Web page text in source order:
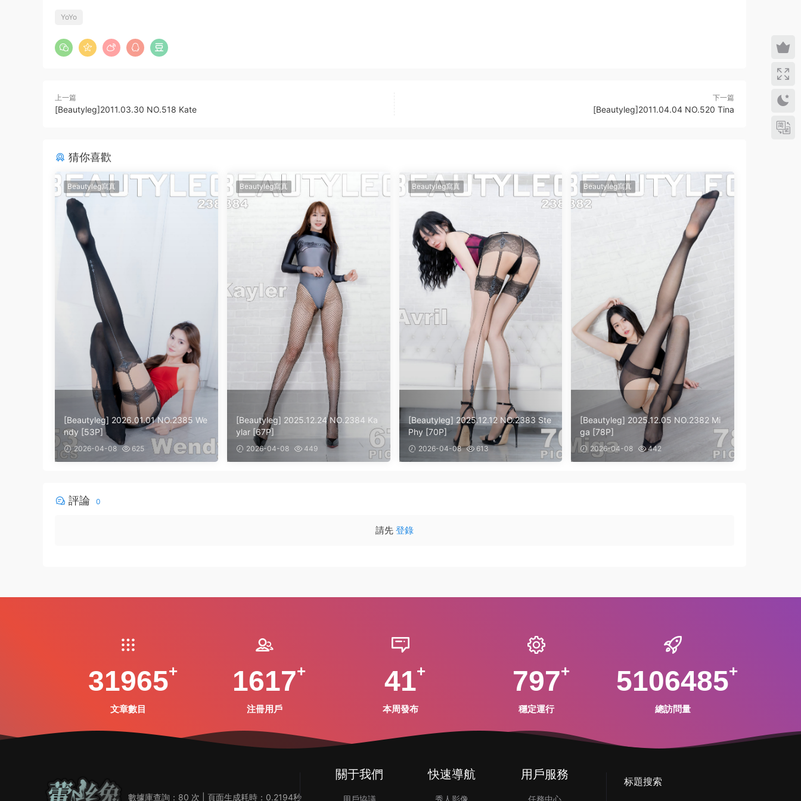
YoYo
上一篇
[Beautyleg]2011.03.30 NO.518 Kate
下一篇
[Beautyleg]2011.04.04 NO.520 Tina
猜你喜歡
Beautyleg寫真
[Beautyleg] 2026.01.01 NO.2385 We
ndy [53P]
2026-04-08 625
Beautyleg寫真
[Beautyleg] 2025.12.24 NO.2384 Ka
ylar [67P]
2026-04-08 449
Beautyleg寫真
[Beautyleg] 2025.12.12 NO.2383 Ste
Phy [70P]
2026-04-08 613
Beautyleg寫真
[Beautyleg] 2025.12.05 NO.2382 Mi
ga [78P]
2026-04-08 442
評論 0
請先 登錄
31965
文章數目
1617
注冊用戶
41
本周發布
797
穩定運行
5106485
總訪問量
數據庫查詢：80 次 | 頁面生成耗時：0.2194秒
關于我們 快速導航 用戶服務 标題搜索